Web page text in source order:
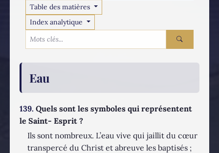
Table des matières
Index analytique
Eau
139. Quels sont les symboles qui représentent
le Saint- Esprit ?
Ils sont nombreux. L’eau vive qui jaillit du cœur
transpercé du Christ et abreuve les baptisés ;